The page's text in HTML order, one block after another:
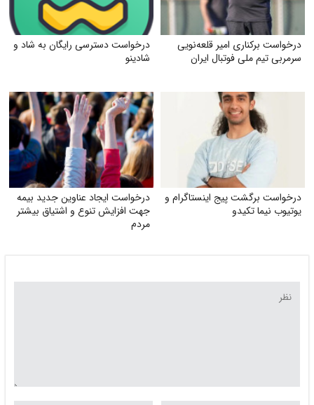
درخواست برکناری امیر قلعه‌نویی
سرمربی تیم ملی فوتبال ایران
درخواست دسترسی رایگان به شاد و
شادینو
درخواست برگشت پیج اینستاگرام و
یوتیوب نیما تکیدو
درخواست ایجاد عناوین جدید بیمه
جهت افزایش تنوع و اشتیاق بیشتر
مردم